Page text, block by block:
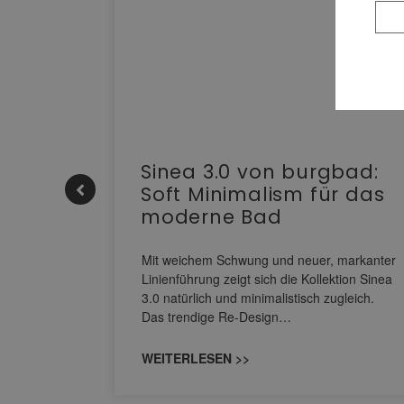
Sinea 3.0 von burgbad:
Soft Minimalism für das
moderne Bad
Mit weichem Schwung und neuer, markanter
Linienführung zeigt sich die Kollektion Sinea
3.0 natürlich und minimalistisch zugleich.
Das trendige Re-Design…
WEITERLESEN >>